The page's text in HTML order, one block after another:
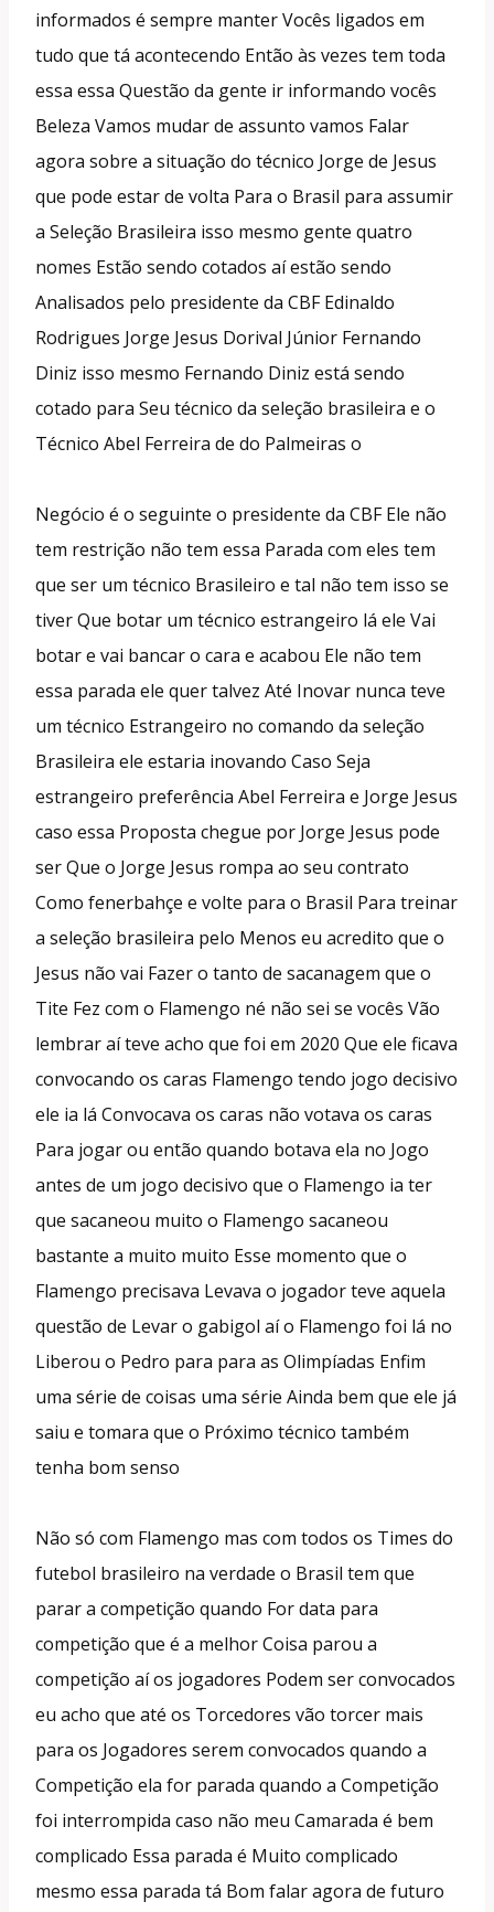
informados é sempre manter Vocês ligados em
tudo que tá acontecendo Então às vezes tem toda
essa essa Questão da gente ir informando vocês
Beleza Vamos mudar de assunto vamos Falar
agora sobre a situação do técnico Jorge de Jesus
que pode estar de volta Para o Brasil para assumir
a Seleção Brasileira isso mesmo gente quatro
nomes Estão sendo cotados aí estão sendo
Analisados pelo presidente da CBF Edinaldo
Rodrigues Jorge Jesus Dorival Júnior Fernando
Diniz isso mesmo Fernando Diniz está sendo
cotado para Seu técnico da seleção brasileira e o
Técnico Abel Ferreira de do Palmeiras o
Negócio é o seguinte o presidente da CBF Ele não
tem restrição não tem essa Parada com eles tem
que ser um técnico Brasileiro e tal não tem isso se
tiver Que botar um técnico estrangeiro lá ele Vai
botar e vai bancar o cara e acabou Ele não tem
essa parada ele quer talvez Até Inovar nunca teve
um técnico Estrangeiro no comando da seleção
Brasileira ele estaria inovando Caso Seja
estrangeiro preferência Abel Ferreira e Jorge Jesus
caso essa Proposta chegue por Jorge Jesus pode
ser Que o Jorge Jesus rompa ao seu contrato
Como fenerbahçe e volte para o Brasil Para treinar
a seleção brasileira pelo Menos eu acredito que o
Jesus não vai Fazer o tanto de sacanagem que o
Tite Fez com o Flamengo né não sei se vocês Vão
lembrar aí teve acho que foi em 2020 Que ele ficava
convocando os caras Flamengo tendo jogo decisivo
ele ia lá Convocava os caras não votava os caras
Para jogar ou então quando botava ela no Jogo
antes de um jogo decisivo que o Flamengo ia ter
que sacaneou muito o Flamengo sacaneou
bastante a muito muito Esse momento que o
Flamengo precisava Levava o jogador teve aquela
questão de Levar o gabigol aí o Flamengo foi lá no
Liberou o Pedro para para as Olimpíadas Enfim
uma série de coisas uma série Ainda bem que ele já
saiu e tomara que o Próximo técnico também
tenha bom senso
Não só com Flamengo mas com todos os Times do
futebol brasileiro na verdade o Brasil tem que
parar a competição quando For data para
competição que é a melhor Coisa parou a
competição aí os jogadores Podem ser convocados
eu acho que até os Torcedores vão torcer mais
para os Jogadores serem convocados quando a
Competição ela for parada quando a Competição
foi interrompida caso não meu Camarada é bem
complicado Essa parada é Muito complicado
mesmo essa parada tá Bom falar agora de futuro